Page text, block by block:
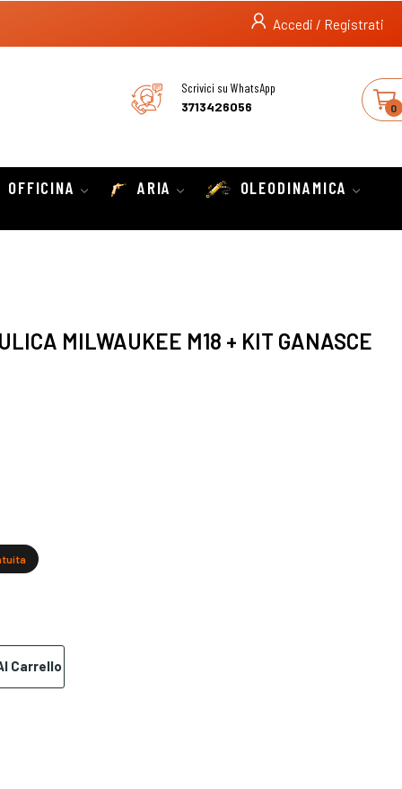
Accedi / Registrati
0
Scrivici su WhatsApp
3713426056
OFFICINA ARIA OLEODINAMICA
MILWAUKEE M18 + KIT GANASCE
Carrello